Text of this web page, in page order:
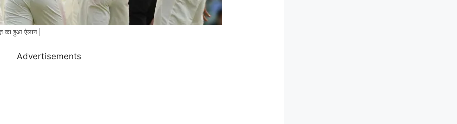
का हुआ ऐलान |
Advertisements